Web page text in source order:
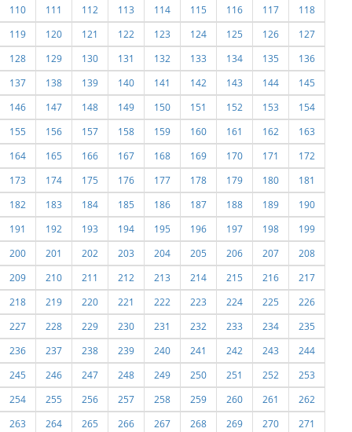
110
111 112 113 114 115 116 117
118
119
120 121 122 123 124 125 126
127
128
129 130 131 132 133 134 135
136
137
138 139 140 141 142 143 144
145
146
147 148 149 150 151 152 153
154
155
156 157 158 159 160 161 162
163
164
165 166 167 168 169 170 171
172
173
174 175 176 177 178 179 180
181
182
183 184 185 186 187 188 189
190
191
192 193 194 195 196 197 198
199
200
201 202 203 204 205 206 207
208
209
210 211 212 213 214 215 216
217
218
219 220 221 222 223 224 225
226
227
228 229 230 231 232 233 234
235
236
237 238 239 240 241 242 243
244
245
246 247 248 249 250 251 252
253
254
255 256 257 258 259 260 261
262
263
264 265 266 267 268 269 270
271